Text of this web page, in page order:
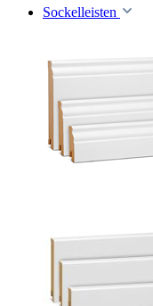
Sockelleisten